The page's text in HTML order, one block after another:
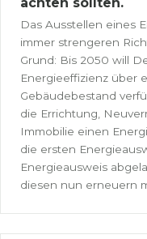
Das Ausstellen eines
immer strengeren
Grund: Bis 2050 will
Energieeffizienz über
Gebäudebestand
die Errichtung,
Immobilie einen
die ersten
Energieausweis
diesen nun erneuern